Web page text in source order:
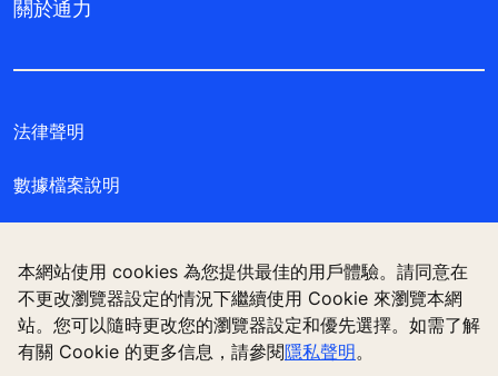
本網站使用 cookies 為您提供最佳的用戶體驗。請同意在
不更改瀏覽器設定的情況下繼續使用 Cookie 來瀏覽本網
站。您可以隨時更改您的瀏覽器設定和優先選擇。如需了解
有關 Cookie 的更多信息，請參閱隱私聲明。
關於通力
法律聲明
數據檔案說明
管理 Cookie 偏好設定